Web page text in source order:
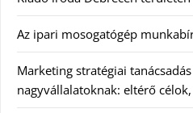
Az ipari mosogatógép
Marketing stratégiai
nagyvállalatoknak: eltérő